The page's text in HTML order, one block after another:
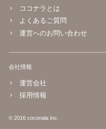
ココナラとは
よくあるご質問
運営へのお問い合わせ
会社情報
運営会社
採用情報
© 2016 coconala Inc.